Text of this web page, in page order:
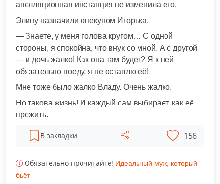
апелляционная инстанция не изменила его.
Элину назначили опекуном Игорька.
— Знаете, у меня голова кругом… С одной
стороны, я спокойна, что внук со мной. А с другой
— и дочь жалко! Как она там будет? Я к ней
обязательно поеду, я не оставлю её!
Мне тоже было жалко Владу. Очень жалко.
Но такова жизнь! И каждый сам выбирает, как её
прожить.
В закладки 156
Обязательно прочитайте! Идеальный муж, который
бьёт